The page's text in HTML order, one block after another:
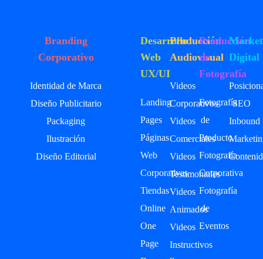
Branding
Corporativo
Identidad de Marca
Diseño Publicitario
Packaging
Ilustración
Diseño Editorial
Desarrollo
Web
UX/UI
Landing
Pages
Páginas
Web
Corporativas
Tiendas
Online
One
Page
Producción
Audiovisual
Videos
Corporativos
Videos
Comerciales
Videos
Testimoniales
Videos
Animados
Videos
Instructivos
Producción
de
Fotografía
Fotografía
de
Producto
Fotografía
Corporativa
Fotografía
de
Eventos
Digital
SEO
Inbound